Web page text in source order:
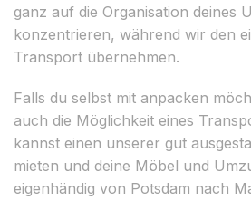
ganz auf die Organisation deines
konzentrieren, während wir den
Transport übernehmen.
Falls du selbst mit anpacken
auch die Möglichkeit eines
kannst einen unserer gut
mieten und deine Möbel und
eigenhändig von Potsdam nach